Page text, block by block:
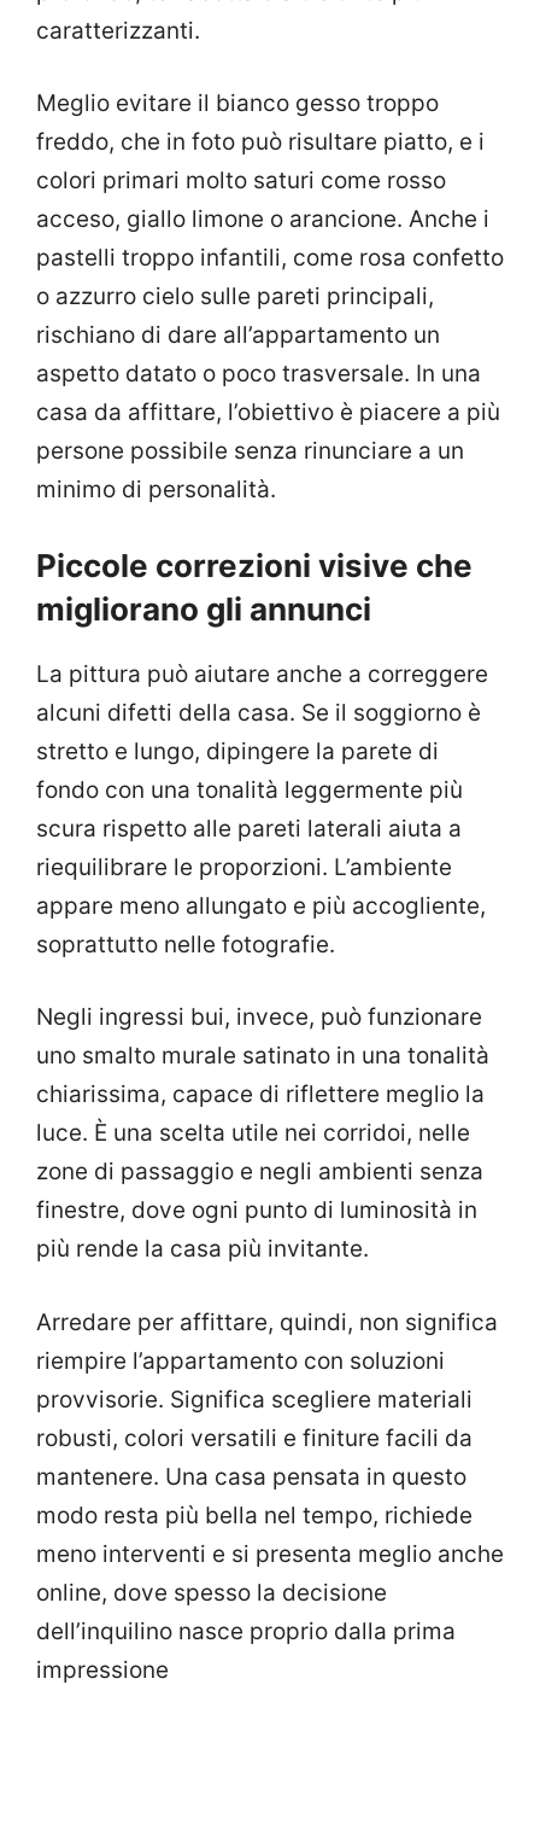
caratterizzanti.
Meglio evitare il bianco gesso troppo
freddo, che in foto può risultare piatto, e i
colori primari molto saturi come rosso
acceso, giallo limone o arancione. Anche i
pastelli troppo infantili, come rosa confetto
o azzurro cielo sulle pareti principali,
rischiano di dare all’appartamento un
aspetto datato o poco trasversale. In una
casa da affittare, l’obiettivo è piacere a più
persone possibile senza rinunciare a un
minimo di personalità.
Piccole correzioni visive che
migliorano gli annunci
La pittura può aiutare anche a correggere
alcuni difetti della casa. Se il soggiorno è
stretto e lungo, dipingere la parete di
fondo con una tonalità leggermente più
scura rispetto alle pareti laterali aiuta a
riequilibrare le proporzioni. L’ambiente
appare meno allungato e più accogliente,
soprattutto nelle fotografie.
Negli ingressi bui, invece, può funzionare
uno smalto murale satinato in una tonalità
chiarissima, capace di riflettere meglio la
luce. È una scelta utile nei corridoi, nelle
zone di passaggio e negli ambienti senza
finestre, dove ogni punto di luminosità in
più rende la casa più invitante.
Arredare per affittare, quindi, non significa
riempire l’appartamento con soluzioni
provvisorie. Significa scegliere materiali
robusti, colori versatili e finiture facili da
mantenere. Una casa pensata in questo
modo resta più bella nel tempo, richiede
meno interventi e si presenta meglio anche
online, dove spesso la decisione
dell’inquilino nasce proprio dalla prima
impressione